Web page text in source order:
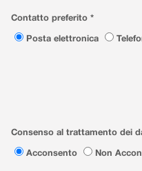
Contatto preferito *
Posta elettronica
Consenso al trattamento dei
Acconsento
Non